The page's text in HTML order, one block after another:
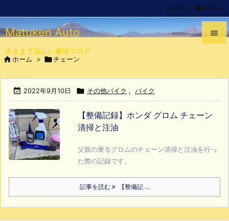
Matuken Auto
きままで楽しい趣味ブログ


前へ
 RSS Feedly
ホーム > チェーン
 2022年9月10日  その他バイク , バイク
【整備記録】ホンダ グロム チェーン
清掃と注油
父親の乗るグロムのチェーン清掃と注油を行っ
た際の記録です。
記事を読む 【整備記 ...